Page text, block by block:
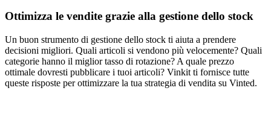
Ottimizza le vendite grazie alla gestione dello stock
Un buon strumento di gestione dello stock ti aiuta a prendere
decisioni migliori. Quali articoli si vendono più velocemente? Quali
categorie hanno il miglior tasso di rotazione? A quale prezzo
ottimale dovresti pubblicare i tuoi articoli? Vinkit ti fornisce tutte
queste risposte per ottimizzare la tua strategia di vendita su Vinted.